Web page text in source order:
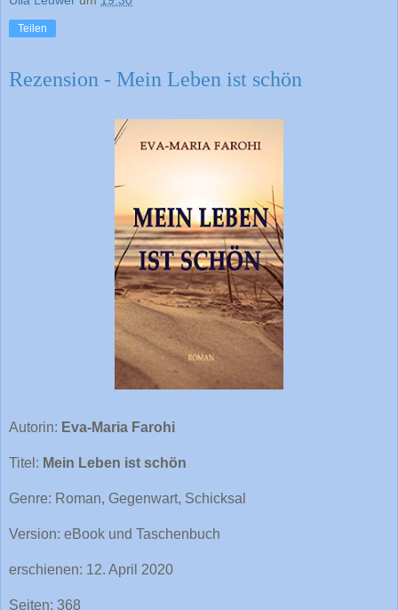
Teilen
Rezension - Mein Leben ist schön
Autorin: Eva-Maria Farohi
Titel: Mein Leben ist schön
Genre: Roman, Gegenwart, Schicksal
Version: eBook und Taschenbuch
erschienen: 12. April 2020
Seiten: 368